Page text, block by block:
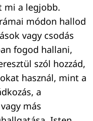
mi a legjobb.
módon hallod
vagy csodás
fogod hallani,
szól hozzád,
használ, mint a
a
más